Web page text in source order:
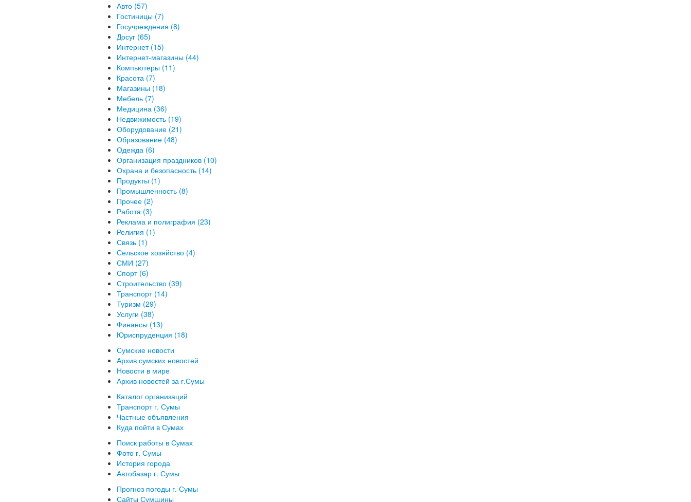
Авто (57)
Гостиницы (7)
Госучреждения (8)
Досуг (65)
Интернет (15)
Интернет-магазины (44)
Компьютеры (11)
Красота (7)
Магазины (18)
Мебель (7)
Медицина (36)
Недвижимость (19)
Оборудование (21)
Образование (48)
Одежда (6)
Организация праздников (10)
Охрана и безопасность (14)
Продукты (1)
Промышленность (8)
Прочее (2)
Работа (3)
Реклама и полиграфия (23)
Религия (1)
Связь (1)
Сельское хозяйство (4)
СМИ (27)
Спорт (6)
Строительство (39)
Транспорт (14)
Туризм (29)
Услуги (38)
Финансы (13)
Юриспруденция (18)
Сумские новости
Архив сумских новостей
Новости в мире
Архив новостей за г.Сумы
Каталог организаций
Транспорт г. Сумы
Частные объявления
Куда пойти в Сумах
Поиск работы в Сумах
Фото г. Сумы
История города
Автобазар г. Сумы
Прогноз погоды г. Сумы
Сайты Сумщины